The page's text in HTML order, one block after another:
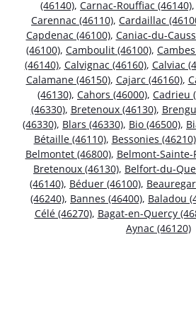
(46140), Carnac-Rouffiac (46140),
Carennac (46110), Cardaillac
Capdenac (46100), Caniac-du-
(46100), Camboulit (46100),
(46140), Calvignac (46160), Calviac
Calamane (46150), Cajarc (46160),
(46130), Cahors (46000), Cadrieu
(46330), Bretenoux (46130),
(46330), Blars (46330), Bio (46500),
Bétaille (46110), Bessonies (46210)
Belmontet (46800), Belmont-Sainte-
Bretenoux (46130), Belfort-du-
(46140), Béduer (46100),
(46240), Bannes (46400), Baladou
Célé (46270), Bagat-en-Quercy
Aynac (46120)